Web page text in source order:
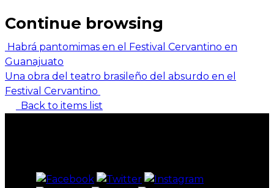
Continue browsing
Habrá pantomimas en el Festival Cervantino en
Guanajuato
Una obra del teatro brasileño del absurdo en el
Festival Cervantino
Back to items list